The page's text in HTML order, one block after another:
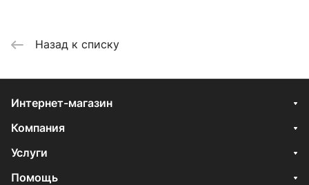
Назад к списку
Интернет-магазин
Компания
Услуги
Помощь